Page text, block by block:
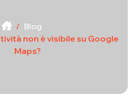
Blog
non è visibile su Google
Maps?